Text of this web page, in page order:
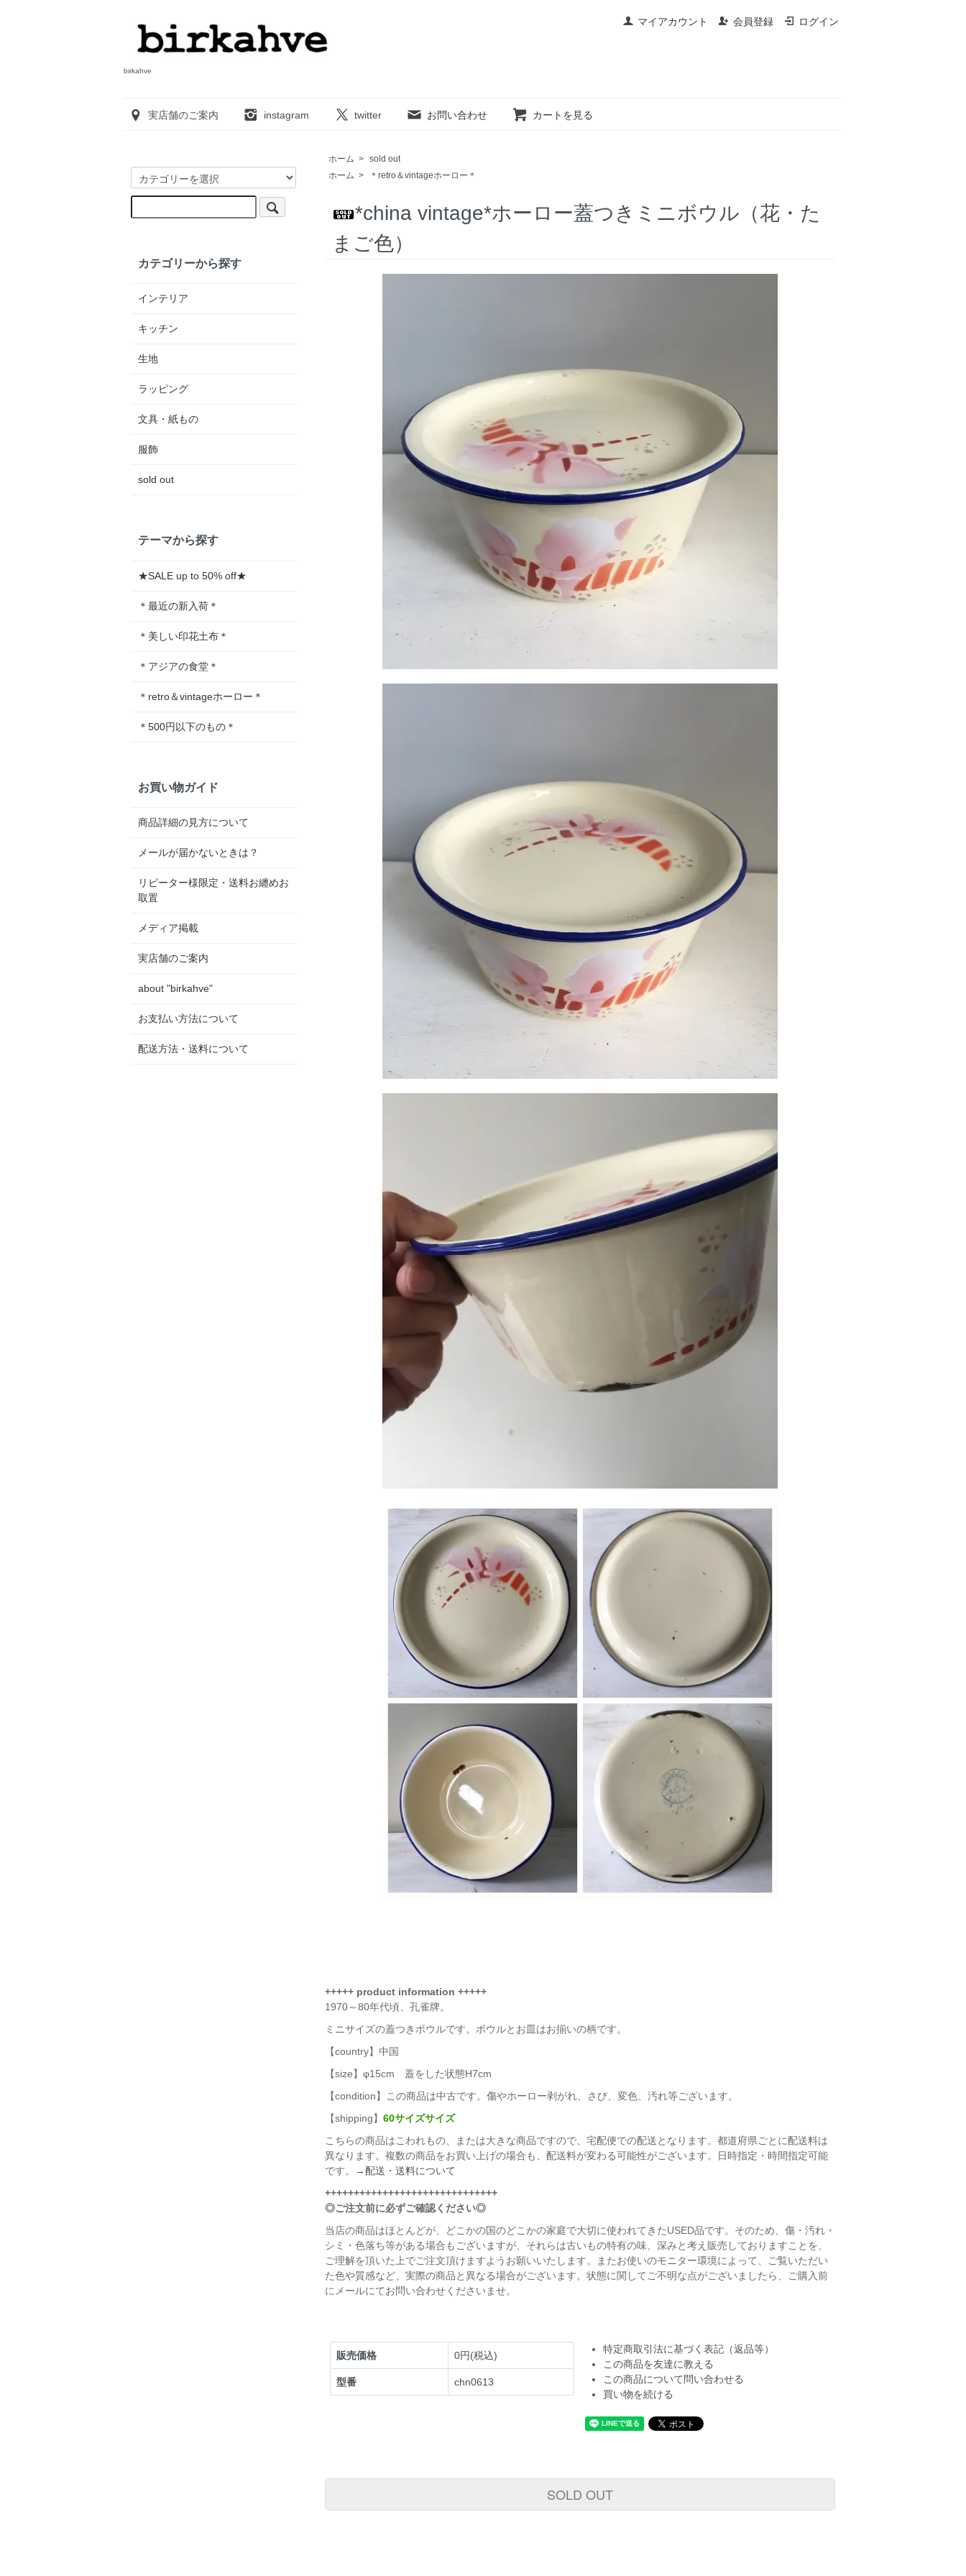
マイアカウント 会員登録 ログイン
birkahve
実店舗のご案内 instagram twitter お問い合わせ カートを見る
ホーム > sold out
ホーム > ＊retro＆vintageホーロー＊
*china vintage*ホーロー蓋つきミニボウル（花・た
まご色）
+++++ product information +++++
1970～80年代頃、孔雀牌。
ミニサイズの蓋つきボウルです。ボウルとお皿はお揃いの柄です。
【country】中国
【size】φ15cm 蓋をした状態H7cm
【condition】この商品は中古です。傷やホーロー剥がれ、さび、変色、汚れ等ございます。
【shipping】 60サイズサイズ
こちらの商品はこわれもの、または大きな商品ですので、宅配便での配送となります。都道府県ごとに配送料は
異なります。複数の商品をお買い上げの場合も、配送料が変わる可能性がございます。日時指定・時間指定可能
です。
→配送・送料について
++++++++++++++++++++++++++++++
◎ご注文前に必ずご確認ください◎
当店の商品はほとんどが、どこかの国のどこかの家庭で大切に使われてきたUSED品です。そのため、傷・汚れ・
シミ・色落ち等がある場合もございますが、それらは古いもの特有の味、深みと考え販売しておりますことを、
ご理解を頂いた上でご注文頂けますようお願いいたします。またお使いのモニター環境によって、ご覧いただい
た色や質感など、実際の商品と異なる場合がございます。状態に関してご不明な点がございましたら、ご購入前
にメールにてお問い合わせくださいませ。
販売価格 0円(税込)
型番 chn0613
特定商取引法に基づく表記（返品等）
この商品を友達に教える
この商品について問い合わせる
買い物を続ける
SOLD OUT
カテゴリーから探す
インテリア
キッチン
生地
ラッピング
文具・紙もの
服飾
sold out
テーマから探す
★SALE up to 50% off★
＊最近の新入荷＊
＊美しい印花土布＊
＊アジアの食堂＊
＊retro＆vintageホーロー＊
＊500円以下のもの＊
お買い物ガイド
商品詳細の見方について
メールが届かないときは？
リピーター様限定・送料お纏めお
取置
メディア掲載
実店舗のご案内
about "birkahve"
お支払い方法について
配送方法・送料について